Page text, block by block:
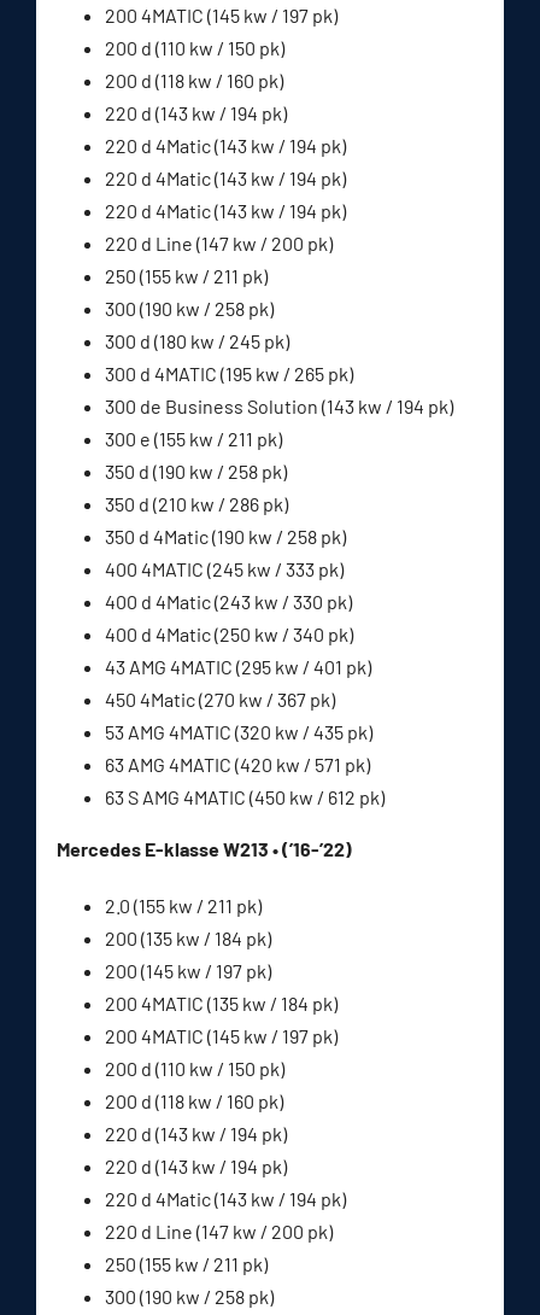
200 4MATIC (145 kw / 197 pk)
200 d (110 kw / 150 pk)
200 d (118 kw / 160 pk)
220 d (143 kw / 194 pk)
220 d 4Matic (143 kw / 194 pk)
220 d 4Matic (143 kw / 194 pk)
220 d 4Matic (143 kw / 194 pk)
220 d Line (147 kw / 200 pk)
250 (155 kw / 211 pk)
300 (190 kw / 258 pk)
300 d (180 kw / 245 pk)
300 d 4MATIC (195 kw / 265 pk)
300 de Business Solution (143 kw / 194 pk)
300 e (155 kw / 211 pk)
350 d (190 kw / 258 pk)
350 d (210 kw / 286 pk)
350 d 4Matic (190 kw / 258 pk)
400 4MATIC (245 kw / 333 pk)
400 d 4Matic (243 kw / 330 pk)
400 d 4Matic (250 kw / 340 pk)
43 AMG 4MATIC (295 kw / 401 pk)
450 4Matic (270 kw / 367 pk)
53 AMG 4MATIC (320 kw / 435 pk)
63 AMG 4MATIC (420 kw / 571 pk)
63 S AMG 4MATIC (450 kw / 612 pk)
Mercedes E-klasse W213 • (’16-’22)
2.0 (155 kw / 211 pk)
200 (135 kw / 184 pk)
200 (145 kw / 197 pk)
200 4MATIC (135 kw / 184 pk)
200 4MATIC (145 kw / 197 pk)
200 d (110 kw / 150 pk)
200 d (118 kw / 160 pk)
220 d (143 kw / 194 pk)
220 d (143 kw / 194 pk)
220 d 4Matic (143 kw / 194 pk)
220 d Line (147 kw / 200 pk)
250 (155 kw / 211 pk)
300 (190 kw / 258 pk)